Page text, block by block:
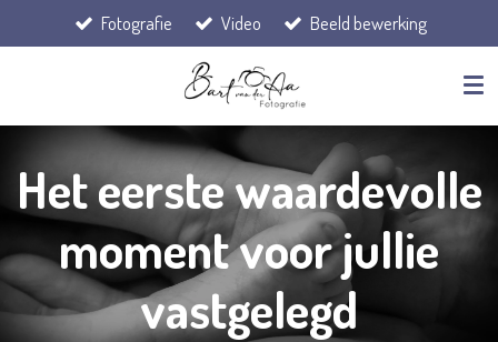
direct
hoofdinhoud
Fotografie Video Beeld bewerking
Het eerste waardevolle
moment voor jullie
vastgelegd